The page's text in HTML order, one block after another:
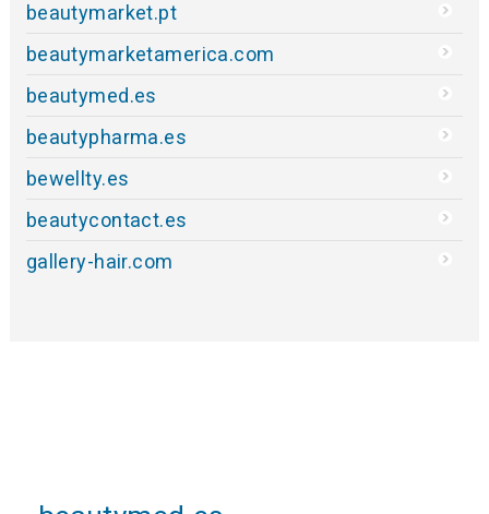
beautymarket.pt
beautymarketamerica.com
beautymed.es
beautypharma.es
bewellty.es
beautycontact.es
gallery-hair.com